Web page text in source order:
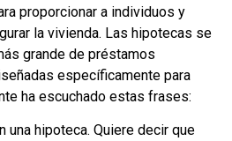
proporcionar a individuos y
la vivienda. Las hipotecas se
grande de préstamos
específicamente para
ha escuchado estas frases:
una hipoteca. Quiere decir que